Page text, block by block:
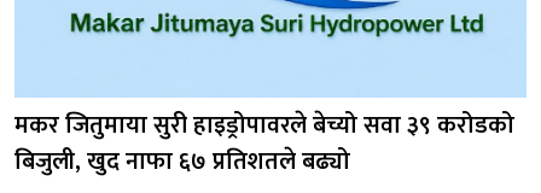
मकर जितुमाया सुरी हाइड्रोपावरले बेच्यो सवा ३९ करोडको
बिजुली, खुद नाफा ६७ प्रतिशतले बढ्यो